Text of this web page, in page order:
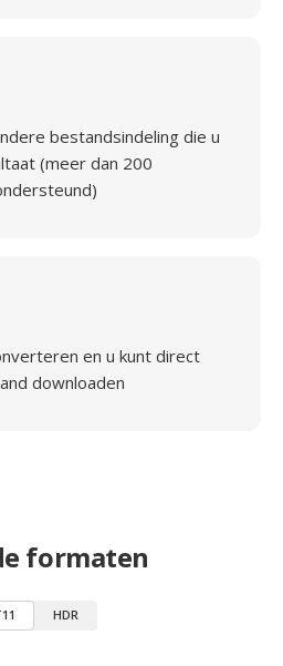
bestandsindeling die u
(meer dan 200
en u kunt direct
downloaden
formaten
HDR